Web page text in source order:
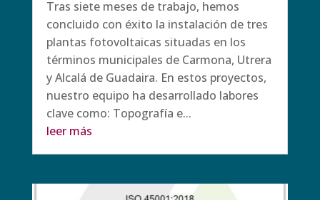
Tras siete meses de trabajo, hemos
concluido con éxito la instalación de tres
plantas fotovoltaicas situadas en los
términos municipales de Carmona, Utrera
y Alcalá de Guadaira. En estos proyectos,
nuestro equipo ha desarrollado labores
clave como: Topografía e...
leer más